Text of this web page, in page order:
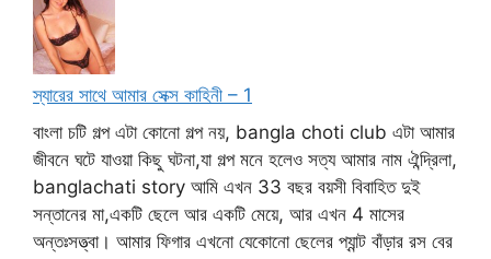
স্যারের সাথে আমার সেক্স কাহিনী – 1
বাংলা চটি গল্প এটা কোনো গল্প নয়, bangla choti club এটা আমার
জীবনে ঘটে যাওয়া কিছু ঘটনা,যা গল্প মনে হলেও সত্য আমার নাম ঐন্দ্রিলা,
banglachati story আমি এখন 33 বছর বয়সী বিবাহিত দুই
সন্তানের মা,একটি ছেলে আর একটি মেয়ে, আর এখন 4 মাসের
অন্তঃসত্ত্বা। আমার ফিগার এখনো যেকোনো ছেলের প্যান্ট বাঁড়ার রস বের